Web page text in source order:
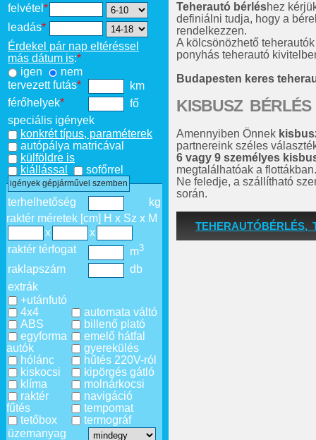
felvétel *
leadás*
Érdekel pár nap eltéréssel
más dátum is:*
igen
nem
tervezett futás*
km
férőhelyek*
fő
speciális igények
konkrét típus, paraméterek
autópálya matricával
külföldre is
kiállással
sofőrrel
igények gépjárművel szemben
terhelhetőség
kg
raktér méretek [cm] H x Sz x M
x
x
raktér térfogat
m3
raklapszám
db
extrák
+utánfutó
4x4
ABS
egyforma
autók
hólánc
kiskocsi
klíma
raktér
fűtés
tetőbox
automata váltó
billenő plató
emelő hátfal
gyerekülés
hűtés 220V-ról
kipörgés gátló
molnárkocsi
navigáció
tempomat
termográf
üzemanyag
Teherautó bérléshez
definiálni tudja, hogy a
rendelkezzen.
A kölcsönözhető
ponyhás teherautó
Budapesten keres
KISBUSZ BÉRLÉS
Amennyiben Önnek
partnereink széles
6 vagy 9 személyes
megtalálhatóak a flottákban.
Ne feledje, a szállítható
során.
TEHERAUTÓBÉRLÉS,